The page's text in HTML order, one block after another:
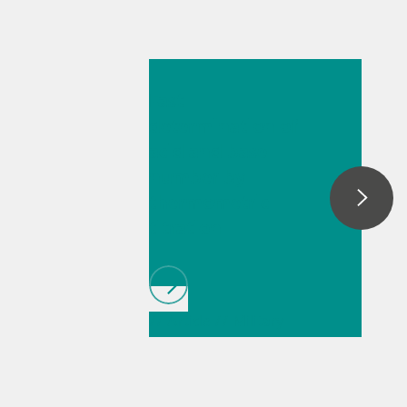
26 พ.ค. 2569
// Article
// Fuels & renewable